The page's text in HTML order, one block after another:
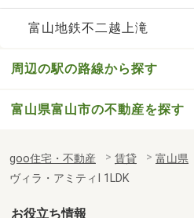
富山地鉄不二越上滝
周辺の駅の路線から探す
富山県富山市の不動産を探す
goo住宅・不動産 賃貸 富山県
ヴィラ・アミティⅠ 1LDK
お役立ち情報